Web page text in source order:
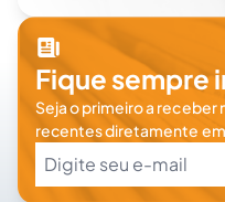
Fique sempre
Seja o primeiro a receber
recentes diretamente em